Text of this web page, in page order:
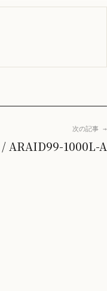
次の記事 →
ARAID99-1000L-A